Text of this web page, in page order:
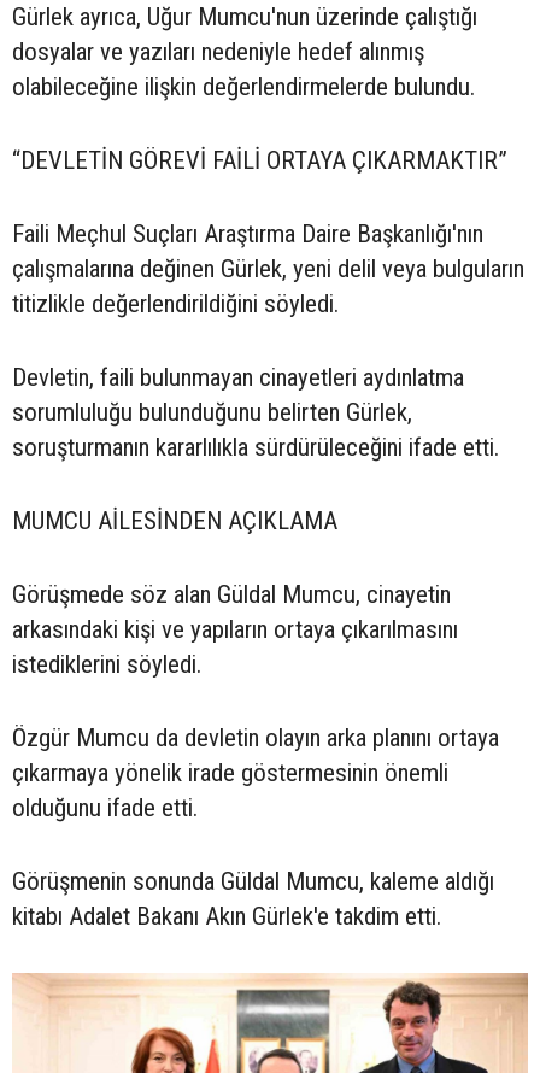
Gürlek ayrıca, Uğur Mumcu'nun üzerinde çalıştığı
dosyalar ve yazıları nedeniyle hedef alınmış
olabileceğine ilişkin değerlendirmelerde bulundu.
“DEVLETİN GÖREVİ FAİLİ ORTAYA ÇIKARMAKTIR”
Faili Meçhul Suçları Araştırma Daire Başkanlığı'nın
çalışmalarına değinen Gürlek, yeni delil veya bulguların
titizlikle değerlendirildiğini söyledi.
Devletin, faili bulunmayan cinayetleri aydınlatma
sorumluluğu bulunduğunu belirten Gürlek,
soruşturmanın kararlılıkla sürdürüleceğini ifade etti.
MUMCU AİLESİNDEN AÇIKLAMA
Görüşmede söz alan Güldal Mumcu, cinayetin
arkasındaki kişi ve yapıların ortaya çıkarılmasını
istediklerini söyledi.
Özgür Mumcu da devletin olayın arka planını ortaya
çıkarmaya yönelik irade göstermesinin önemli
olduğunu ifade etti.
Görüşmenin sonunda Güldal Mumcu, kaleme aldığı
kitabı Adalet Bakanı Akın Gürlek'e takdim etti.